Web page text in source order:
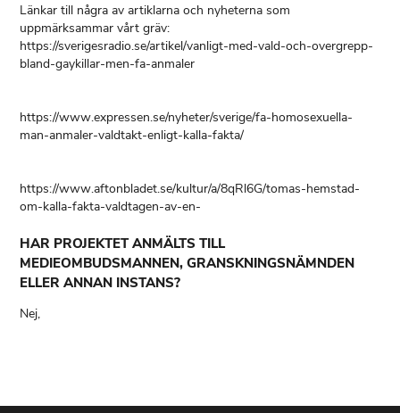
Länkar till några av artiklarna och nyheterna som
uppmärksammar vårt gräv:
https://sverigesradio.se/artikel/vanligt-med-vald-och-overgrepp-
bland-gaykillar-men-fa-anmaler
https://www.expressen.se/nyheter/sverige/fa-homosexuella-
man-anmaler-valdtakt-enligt-kalla-fakta/
https://www.aftonbladet.se/kultur/a/8qRl6G/tomas-hemstad-
om-kalla-fakta-valdtagen-av-en-
HAR PROJEKTET ANMÄLTS TILL
MEDIEOMBUDSMANNEN, GRANSKNINGSNÄMNDEN
ELLER ANNAN INSTANS?
Nej,